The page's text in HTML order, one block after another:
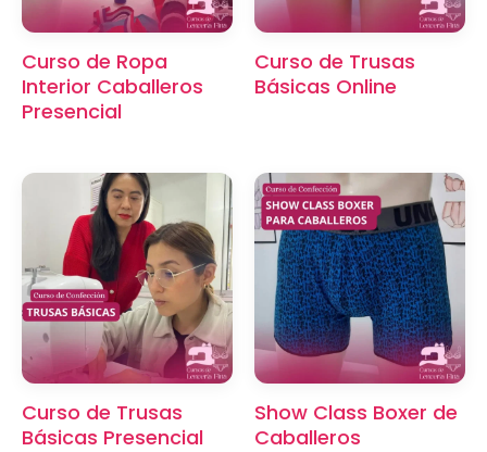
Curso de Ropa
Interior Caballeros
Presencial
Curso de Trusas
Básicas Online
Curso de Trusas
Básicas Presencial
Show Class Boxer de
Caballeros
×